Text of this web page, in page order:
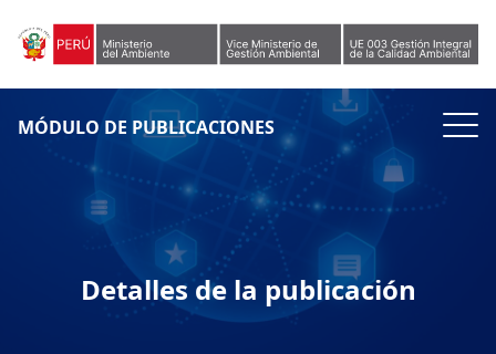
MÓDULO DE PUBLICACIONES
Detalles de la publicación